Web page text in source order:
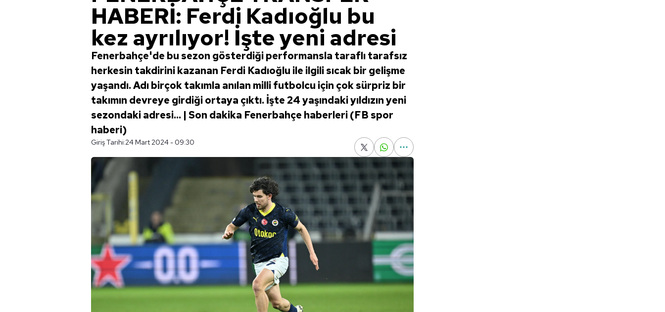
HABERİ: Ferdi Kadıoğlu bu
kez ayrılıyor! İşte yeni adresi
Fenerbahçe'de bu sezon gösterdiği performansla taraflı tarafsız
herkesin takdirini kazanan Ferdi Kadıoğlu ile ilgili sıcak bir gelişme
yaşandı. Adı birçok takımla anılan milli futbolcu için çok sürpriz bir
takımın devreye girdiği ortaya çıktı. İşte 24 yaşındaki yıldızın yeni
sezondaki adresi... | Son dakika Fenerbahçe haberleri (FB spor
haberi)
Giriş Tarihi:24 Mart 2024 - 09:30